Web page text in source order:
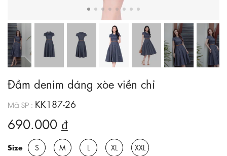
Đầm denim dáng xòe viền chỉ
Mã SP : KK187-26
690.000 ₫
Size S M L XL XXL